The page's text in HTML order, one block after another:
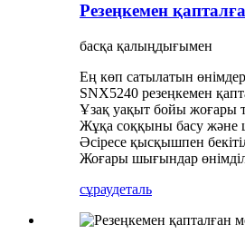
Резеңкемен
басқа қалыңдығымен
Ең көп сатылатын
SNX5240 резеңкемен
Ұзақ уақыт бойы жоғары
Жұқа соққыны басу және
Әсіресе қысқышпен
Жоғары шығындар
сұраудеталь